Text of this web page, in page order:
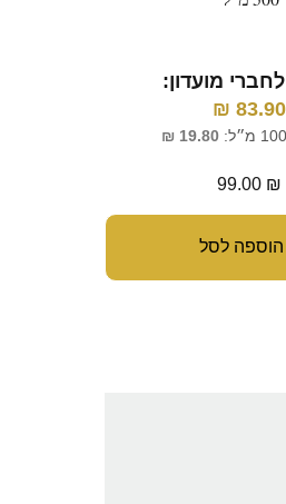
הוספה לסל
מועדון:
83.90
₪
19.80
₪
99.00 ₪